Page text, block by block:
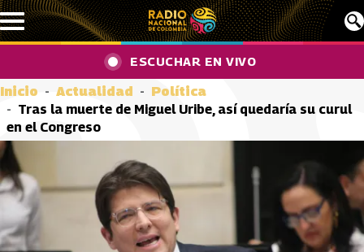
Pasar al contenido principal
ESCUCHAR EN VIVO
Inicio Actualidad
Política
Tras la muerte de Miguel Uribe, así quedaría su curul
en el Congreso